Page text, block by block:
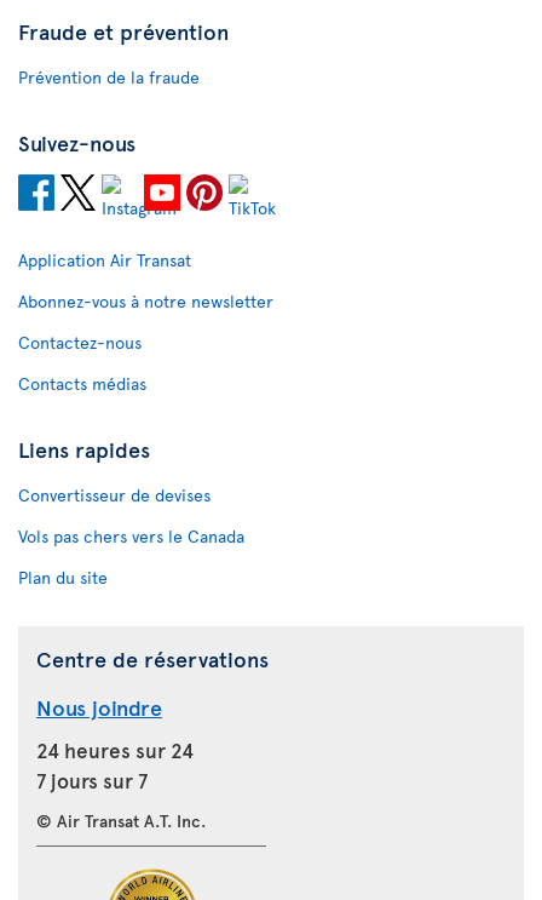
Fraude et prévention
Prévention de la fraude
Suivez-nous
Application Air Transat
Abonnez-vous à notre newsletter
Contactez-nous
Contacts médias
Liens rapides
Convertisseur de devises
Vols pas chers vers le Canada
Plan du site
Centre de réservations
Nous joindre
24 heures sur 24
7 jours sur 7
© Air Transat A.T. Inc.